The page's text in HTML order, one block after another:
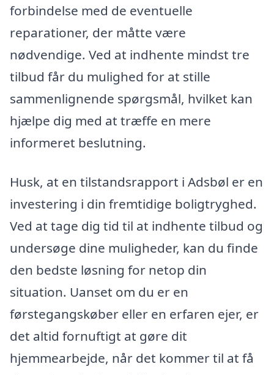
forbindelse med de eventuelle
reparationer, der måtte være
nødvendige. Ved at indhente mindst tre
tilbud får du mulighed for at stille
sammenlignende spørgsmål, hvilket kan
hjælpe dig med at træffe en mere
informeret beslutning.
Husk, at en tilstandsrapport i Adsbøl er en
investering i din fremtidige boligtryghed.
Ved at tage dig tid til at indhente tilbud og
undersøge dine muligheder, kan du finde
den bedste løsning for netop din
situation. Uanset om du er en
førstegangskøber eller en erfaren ejer, er
det altid fornuftigt at gøre dit
hjemmearbejde, når det kommer til at få